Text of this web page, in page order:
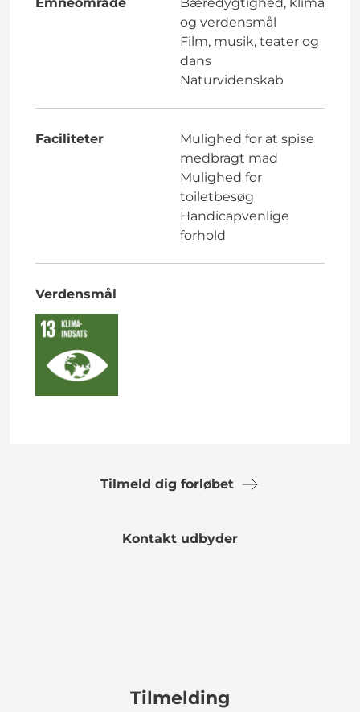
og verdensmål
Film, musik, teater og
dans
Naturvidenskab
Faciliteter
Mulighed for at spise
medbragt mad
Mulighed for
toiletbesøg
Handicapvenlige
forhold
Verdensmål
Tilmeld dig forløbet
Kontakt udbyder
Tilmelding